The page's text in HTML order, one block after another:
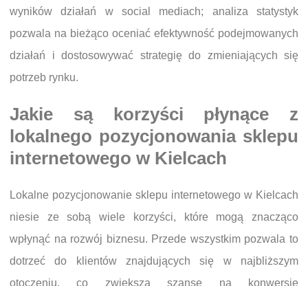
wyników działań w social mediach; analiza statystyk
pozwala na bieżąco oceniać efektywność podejmowanych
działań i dostosowywać strategię do zmieniających się
potrzeb rynku.
Jakie są korzyści płynące z
lokalnego pozycjonowania sklepu
internetowego w Kielcach
Lokalne pozycjonowanie sklepu internetowego w Kielcach
niesie ze sobą wiele korzyści, które mogą znacząco
wpłynąć na rozwój biznesu. Przede wszystkim pozwala to
dotrzeć do klientów znajdujących się w najbliższym
otoczeniu, co zwiększa szanse na konwersję